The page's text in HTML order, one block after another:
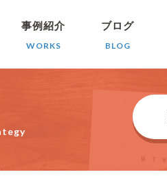
事例紹介
WORKS
ブログ
BLOG